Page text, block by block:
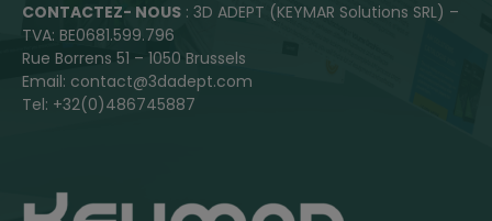
CONTACTEZ- NOUS : 3D ADEPT (KEYMAR Solutions SRL) –
TVA: BE0681.599.796
Rue Borrens 51 – 1050 Brussels
Email: contact@3dadept.com
Tel: +32(0)486745887